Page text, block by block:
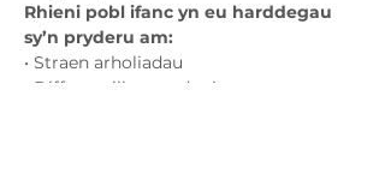
Rhieni pobl ifanc yn eu harddegau
sy’n pryderu am:
• Straen arholiadau
• Diffyg sgiliau ymdopi